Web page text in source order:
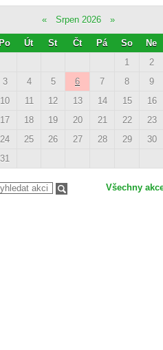
« Srpen 2026 »
Po Út St Čt Pá So
Ne
1
2
3
4 5 6 7 8
9
10
11 12 13 14 15
16
17
18 19 20 21 22
23
24
25 26 27 28 29
30
31
Všechny